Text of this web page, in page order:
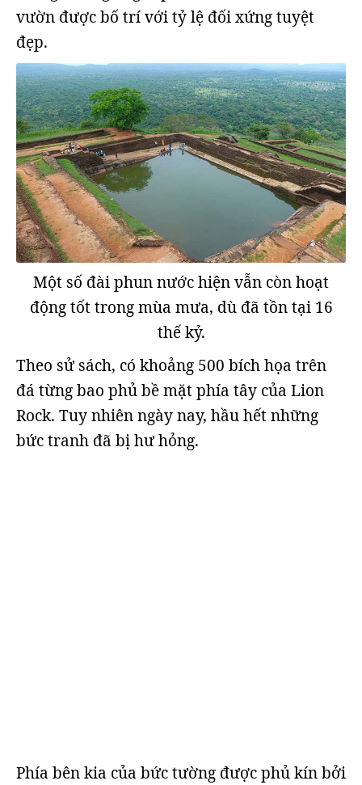
vườn được bố trí với tỷ lệ đối xứng tuyệt
đẹp.
Một số đài phun nước hiện vẫn còn hoạt
động tốt trong mùa mưa, dù đã tồn tại 16
thế kỷ.
Theo sử sách, có khoảng 500 bích họa trên
đá từng bao phủ bề mặt phía tây của Lion
Rock. Tuy nhiên ngày nay, hầu hết những
bức tranh đã bị hư hỏng.
Phía bên kia của bức tường được phủ kín bởi